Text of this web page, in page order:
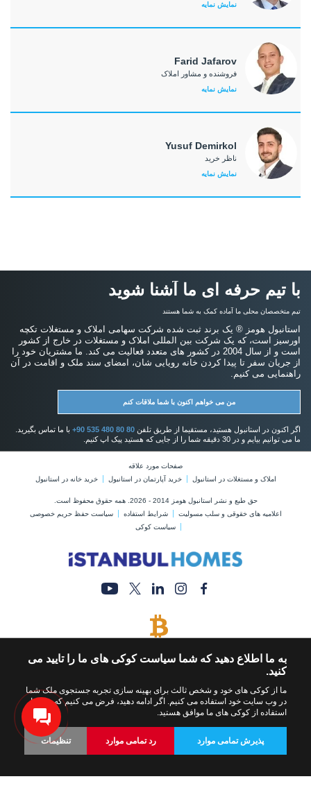
نمایش نمایه
Farid Jafarov
فروشنده و مشاور املاک
نمایش نمایه
Yusuf Demirkol
ناظر خرید
نمایش نمایه
با تیم حرفه ای ما آشنا شوید
تیم متخصصان محلی ما آماده کمک به شما هستند
استانبول هومز ® یک برند ثبت شده شرکت سهامی املاک و مستغلات تکچه
اورسیز است، که یک شرکت بین المللی املاک و مستغلات در خارج از کشور
است و از سال 2004 در کشور های متعدد فعالیت می کند. ما مشتریان خود را
از جریان سفر تا پیدا کردن خانه رویایی شان، امضای سند ملک و اقامت در آن
راهنمایی می کنیم.
من می خواهم اکنون با شما ملاقات کنم
اگر اکنون در استانبول هستید، مستقیما از طریق تلفن +90 535 480 80 80 با ما تماس بگیرید.
ما می توانیم بیایم و در 30 دقیقه شما را از جایی که هستید پیک اپ کنیم.
صفحات مورد علاقه
املاک و مستغلات در استانبول
خرید آپارتمان در استانبول خرید خانه در استانبول
حق طبع و نشر استانبول هومز 2014 - 2026. همه حقوق محفوظ است.
اعلامیه های خقوقی و سلب مسولیت
شرایط استفاده
سیاست حفظ حریم خصوصی
سیاست کوکی
خرید ملک با پرداخت بیت کوین
به ما اطلاع دهید که شما سیاست کوکی های ما را تایید می
کنید.
ما از کوکی های خود و شخص ثالث برای بهینه سازی تجربه جستجوی ملک شما
در وب سایت خود استفاده می کنیم. اگر ادامه دهید، فرض می کنیم که شما با
استفاده از کوکی های ما موافق هستید.
پذیرش تمامی موارد رد تمامی موارد تنظیمات